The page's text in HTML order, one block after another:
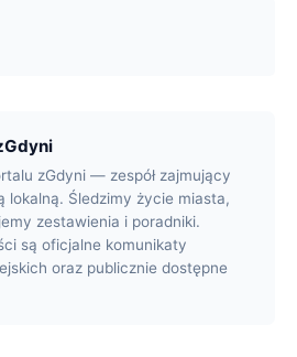
zGdyni — zespół zajmujący
lokalną. Śledzimy życie miasta,
zestawienia i poradniki.
są oficjalne komunikaty
oraz publicznie dostępne